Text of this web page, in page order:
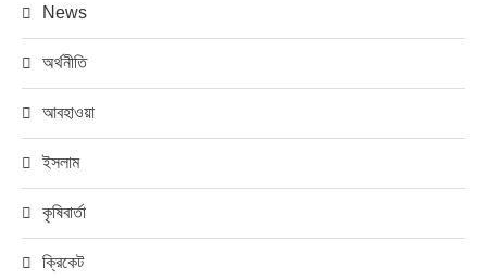
News
অর্থনীতি
আবহাওয়া
ইসলাম
কৃষিবার্তা
ক্রিকেট